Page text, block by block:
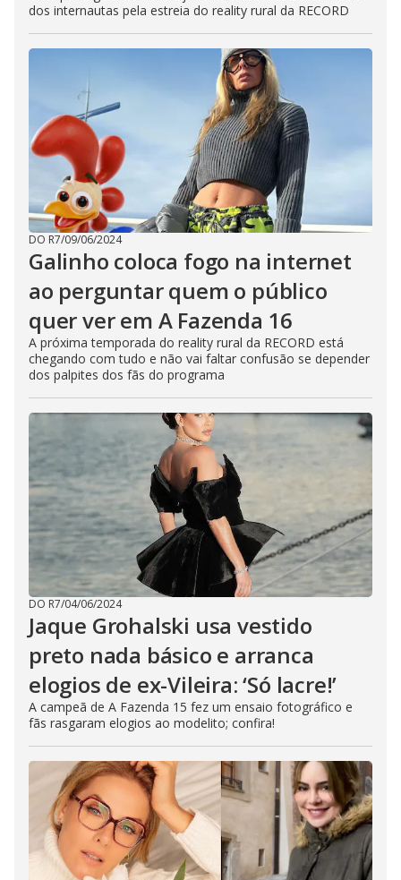
dos internautas pela estreia do reality rural da RECORD
DO R7/09/06/2024
Galinho coloca fogo na internet
ao perguntar quem o público
quer ver em A Fazenda 16
A próxima temporada do reality rural da RECORD está
chegando com tudo e não vai faltar confusão se depender
dos palpites dos fãs do programa
DO R7/04/06/2024
Jaque Grohalski usa vestido
preto nada básico e arranca
elogios de ex-Vileira: ‘Só lacre!’
A campeã de A Fazenda 15 fez um ensaio fotográfico e
fãs rasgaram elogios ao modelito; confira!